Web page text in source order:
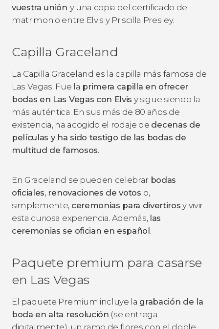
vuestra unión y una copia del certificado de
matrimonio entre Elvis y Priscilla Presley.
Capilla Graceland
La Capilla Graceland es la capilla más famosa de
Las Vegas. Fue la primera capilla en ofrecer
bodas en Las Vegas con Elvis y sigue siendo la
más auténtica. En sus más de 80 años de
existencia, ha acogido el rodaje de decenas de
películas y ha sido testigo de las bodas de
multitud de famosos.
En Graceland se pueden celebrar bodas
oficiales, renovaciones de votos o,
simplemente, ceremonias para divertiros y vivir
esta curiosa experiencia. Además, las
ceremonias se ofician en español.
Paquete premium para casarse
en Las Vegas
El paquete Premium incluye la grabación de la
boda en alta resolución (se entrega
digitalmente), un ramo de flores con el doble